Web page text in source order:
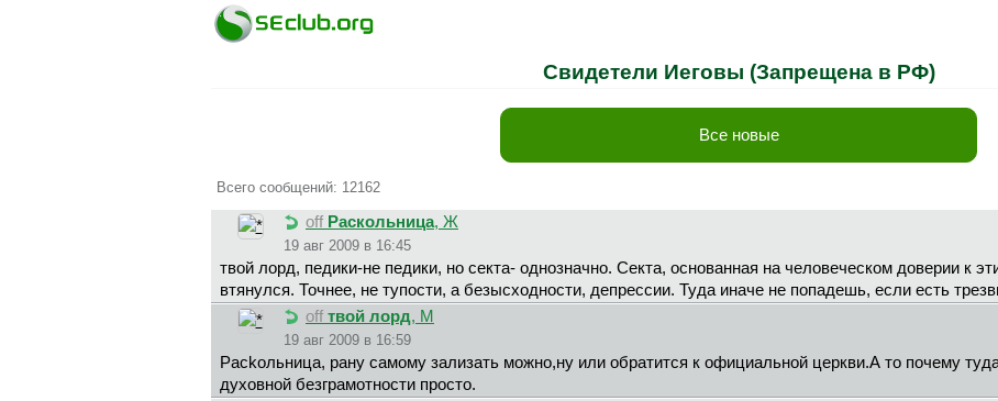
Свидетели Иеговы (Запрещена в РФ)
Все новые
Всего сообщений: 12162
off Раскольница, Ж
19 авг 2009 в 16:45
твoй лopд, педики-не педики, но секта- однозначно. Секта, основанная на человеческом доверии к
втянулся. Точнее, не тупости, а безысходности, депрессии. Туда иначе не попадешь, если есть
off твoй лopд, М
19 авг 2009 в 16:59
Packoльницa, рану самому зализать можно,ну или обратится к официальной церкви.А то почему
духовной безграмотности просто.